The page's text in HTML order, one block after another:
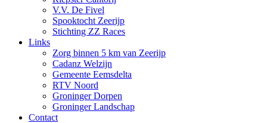
V.V. De Fivel
Spooktocht Zeerijp
Stichting ZZ Races
Links
Zorg binnen 5 km van Zeerijp
Cadanz Welzijn
Gemeente Eemsdelta
RTV Noord
Groninger Dorpen
Groninger Landschap
Contact